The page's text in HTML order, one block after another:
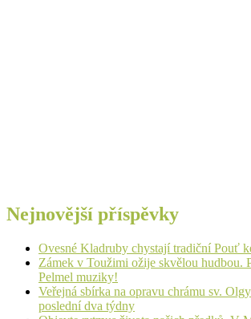
Nejnovější příspěvky
Ovesné Kladruby chystají tradiční Pouť
Zámek v Toužimi ožije skvělou hudbou.
Pelmel muziky!
Veřejná sbírka na opravu chrámu sv.
poslední dva týdny